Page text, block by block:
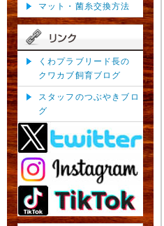
マット・菌糸交換方法
くわプラブリード長の
クワカブ飼育ブログ
スタッフのつぶやきブロ
グ